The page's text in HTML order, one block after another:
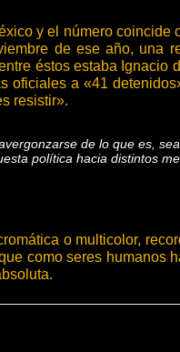
y el número
de ese año, una
éstos estaba Ignacio
a «41
resistir».
de lo que es,
política hacia distintos
o multicolor,
como seres humanos